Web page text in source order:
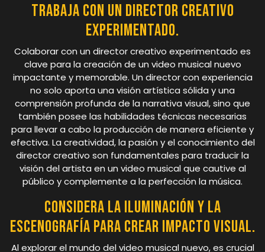
Trabaja con un director creativo
experimentado.
Colaborar con un director creativo experimentado es
clave para la creación de un video musical nuevo
impactante y memorable. Un director con experiencia
no solo aporta una visión artística sólida y una
comprensión profunda de la narrativa visual, sino que
también posee las habilidades técnicas necesarias
para llevar a cabo la producción de manera eficiente y
efectiva. La creatividad, la pasión y el conocimiento del
director creativo son fundamentales para traducir la
visión del artista en un video musical que cautive al
público y complemente a la perfección la música.
Considera la iluminación y la
escenografía para crear impacto visual.
Al explorar el mundo del video musical nuevo, es crucial